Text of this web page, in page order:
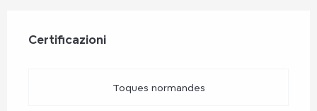
Certificazioni
Certificazioni
Toques normandes